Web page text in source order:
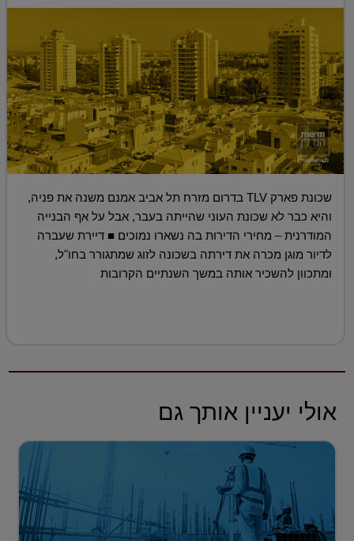
שכונת פארק TLV בדרום מזרח תל אביב אמנם משנה את פניה,
והיא כבר לא שכונת העוני שהייתה בעבר, אבל על אף הבנייה
המודרנית – מחירי הדירות בה נשארו נמוכים ■ דיירת שעברה
לדיור מוגן מכרה את דירתה בשכונה לזוג שמתגורר בחו"ל,
ומתכוון להשכיר אותה במשך השנתיים הקרובות
אולי יעניין אותך גם